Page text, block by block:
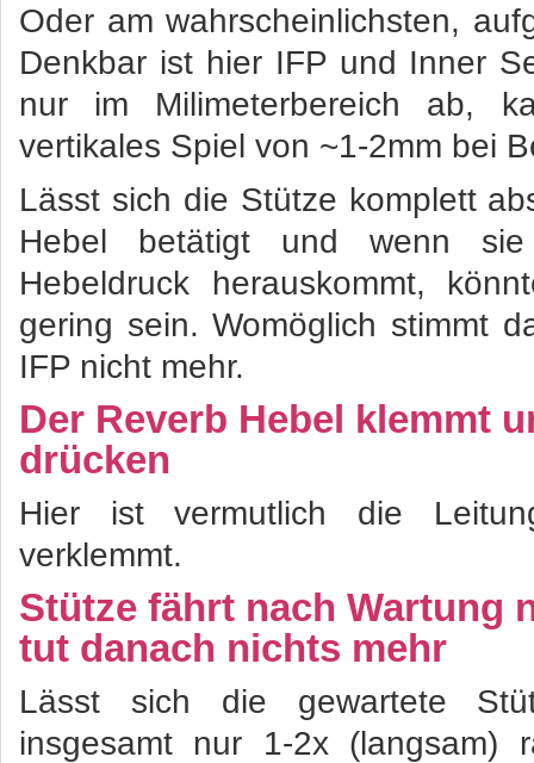
Oder am wahrscheinlichsten,
Denkbar ist hier IFP und Inner
nur im Milimeterbereich ab,
vertikales Spiel von ~1-2mm bei
Lässt sich die Stütze komplett
Hebel betätigt und wenn
Hebeldruck herauskommt,
gering sein. Womöglich stimmt
IFP nicht mehr.
Der Reverb Hebel klemmt
drücken
Hier ist vermutlich die
verklemmt.
Stütze fährt nach Wartung
tut danach nichts mehr
Lässt sich die gewartete
insgesamt nur 1-2x (langsam)